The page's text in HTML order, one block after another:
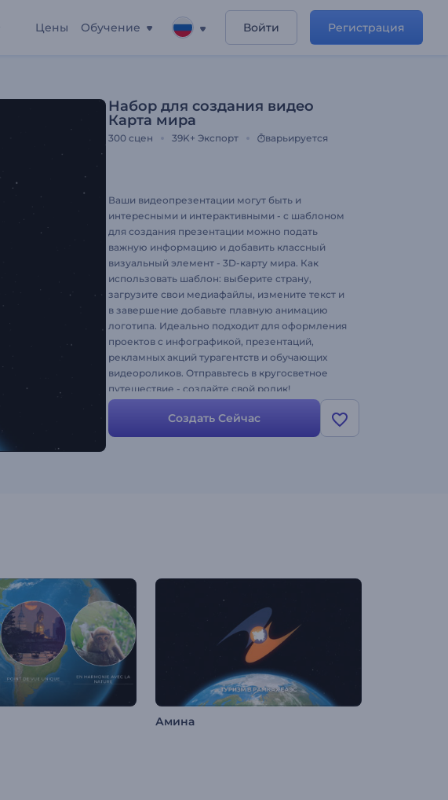
Цены Обучение Войти Регистрация
Набор для создания видео
Карта мира
300 сцен 39K+ Экспорт варьируется
Ваши видеопрезентации могут быть и
интересными и интерактивными - с шаблоном
для создания презентации можно подать
важную информацию и добавить классный
визуальный элемент - 3D-карту мира. Как
использовать шаблон: выберите страну,
загрузите свои медиафайлы, измените текст и
в завершение добавьте плавную анимацию
логотипа. Идеально подходит для оформления
проектов с инфографикой, презентаций,
рекламных акций турагентств и обучающих
видеороликов. Отправьтесь в кругосветное
путешествие - создайте свой ролик!
Создать Сейчас
Амина